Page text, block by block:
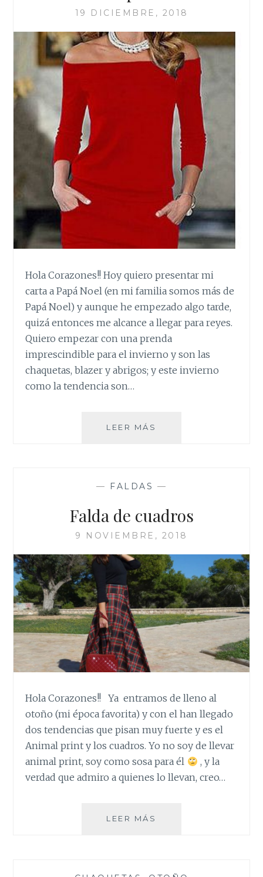
19 DICIEMBRE, 2018
Hola Corazones!! Hoy quiero presentar mi
carta a Papá Noel (en mi familia somos más de
Papá Noel) y aunque he empezado algo tarde,
quizá entonces me alcance a llegar para reyes.
Quiero empezar con una prenda
imprescindible para el invierno y son las
chaquetas, blazer y abrigos; y este invierno
como la tendencia son…
LEER MÁS
— FALDAS —
Falda de cuadros
9 NOVIEMBRE, 2018
Hola Corazones!! Ya entramos de lleno al
otoño (mi época favorita) y con el han llegado
dos tendencias que pisan muy fuerte y es el
Animal print y los cuadros. Yo no soy de llevar
animal print, soy como sosa para él
, y la
verdad que admiro a quienes lo llevan, creo…
LEER MÁS